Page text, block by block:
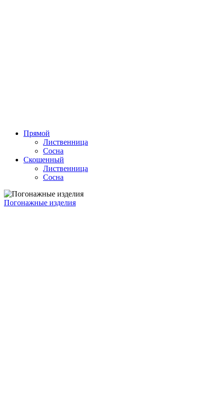
Прямой
Лиственница
Сосна
Скошенный
Лиственница
Сосна
Погонажные изделия